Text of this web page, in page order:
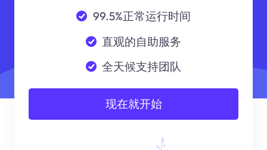
99.5%正常运行时间
直观的自助服务
全天候支持团队
现在就开始